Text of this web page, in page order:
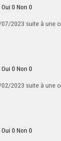
Oui0 Non 0
2023 suite à une
Oui0 Non 0
2023 suite à une
Oui0 Non 0